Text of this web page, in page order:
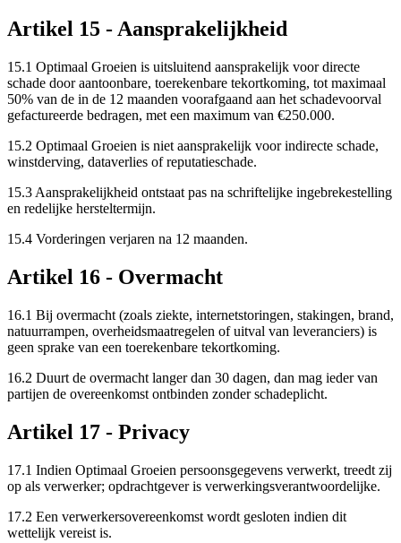
Artikel 15 - Aansprakelijkheid
15.1 Optimaal Groeien is uitsluitend aansprakelijk voor directe
schade door aantoonbare, toerekenbare tekortkoming, tot maximaal
50% van de in de 12 maanden voorafgaand aan het schadevoorval
gefactureerde bedragen, met een maximum van €250.000.
15.2 Optimaal Groeien is niet aansprakelijk voor indirecte schade,
winstderving, dataverlies of reputatieschade.
15.3 Aansprakelijkheid ontstaat pas na schriftelijke ingebrekestelling
en redelijke hersteltermijn.
15.4 Vorderingen verjaren na 12 maanden.
Artikel 16 - Overmacht
16.1 Bij overmacht (zoals ziekte, internetstoringen, stakingen, brand,
natuurrampen, overheidsmaatregelen of uitval van leveranciers) is
geen sprake van een toerekenbare tekortkoming.
16.2 Duurt de overmacht langer dan 30 dagen, dan mag ieder van
partijen de overeenkomst ontbinden zonder schadeplicht.
Artikel 17 - Privacy
17.1 Indien Optimaal Groeien persoonsgegevens verwerkt, treedt zij
op als verwerker; opdrachtgever is verwerkingsverantwoordelijke.
17.2 Een verwerkersovereenkomst wordt gesloten indien dit
wettelijk vereist is.